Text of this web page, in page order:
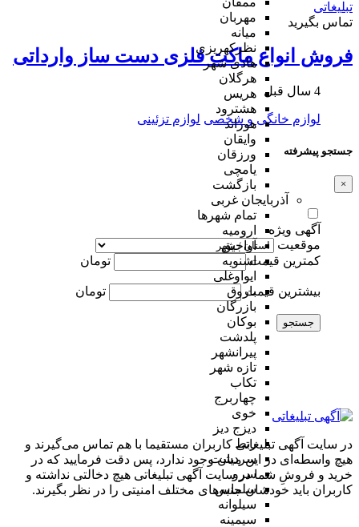
مهربان
میانه
نظرکهریزی
هادی شهر
هرگلان
هریس
هشترود
هوراند
وایقان
ورزقان
یامچی
بازگشت
آذربایجان غربی
تمام شهر‌ها
ارومیه
آواجیق
اشنویه
ایواوغلی
باروق
بازرگان
بوکان
پلدشت
پیرانشهر
تازه شهر
تکاب
چهاربرج
خوی
دیزج دیز
ربط
سردشت
سرو
سلماس
سیلوانه
سیمینه
تماس بگیرید
فروش انواع ماکت فلزی دست ساز وارداتی
4 سال قبل
لوازم خانگی و شخصی لوازم تزئینی
جستجو پیشرفته
×
آگهی ویژه
موقعیت
کمترین قیمت
تومان
بیشترین قیمت تومان
جستجو
در سایت آگهی تبلیغاتی کاربران مستقیما با هم تماس می‌گیرند و
هیچ واسطه‌ای در این میان وجود ندارد، پس دقت فرمایید که در
خرید و فروشِ شما در سایت آگهی تبلیغاتی هیچ دخالتی نداشته و
کاربران باید خودشان جنبه‌های مختلف امنیتی را در نظر بگیرند.